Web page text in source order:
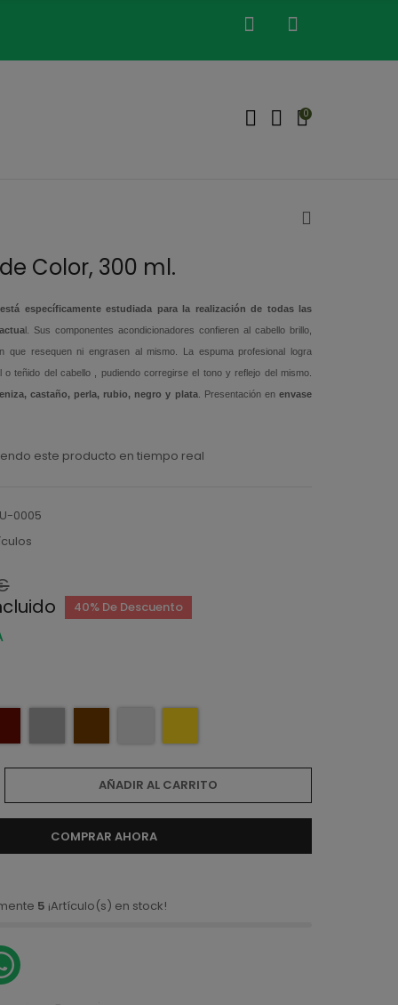
0
Color, 300 ml.
específicamente estudiada para la realización de todas las
l. Sus componentes acondicionadores confieren al cabello brillo,
que resequen ni engrasen al mismo. La espuma profesional logra
teñido del cabello , pudiendo corregirse el tono y reflejo del mismo.
castaño, perla, rubio, negro y plata. Presentación en envase
este producto en tiempo real
0005
40% De Descuento
AÑADIR AL CARRITO
COMPRAR AHORA
5 ¡Artículo(s) en stock!